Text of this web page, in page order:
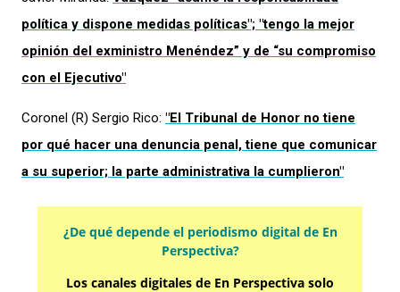
política y dispone medidas políticas"; "tengo la mejor
opinión del exministro Menéndez” y de “su compromiso
con el Ejecutivo"
Coronel (R) Sergio Rico: "El Tribunal de Honor no tiene
por qué hacer una denuncia penal, tiene que comunicar
a su superior; la parte administrativa la cumplieron"
¿De qué depende el periodismo digital de En
Perspectiva?
Los canales digitales de En Perspectiva solo